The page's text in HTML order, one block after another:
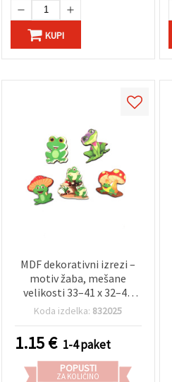
KUPI
MDF dekorativni izrezi –
motiv žaba, mešane
velikosti 33–41 x 32–42
mm, paket 5 kosov
Koda izdelka: 832025
1.15€ 1-4 paket
POPUSTI
ZA KOLIČINO